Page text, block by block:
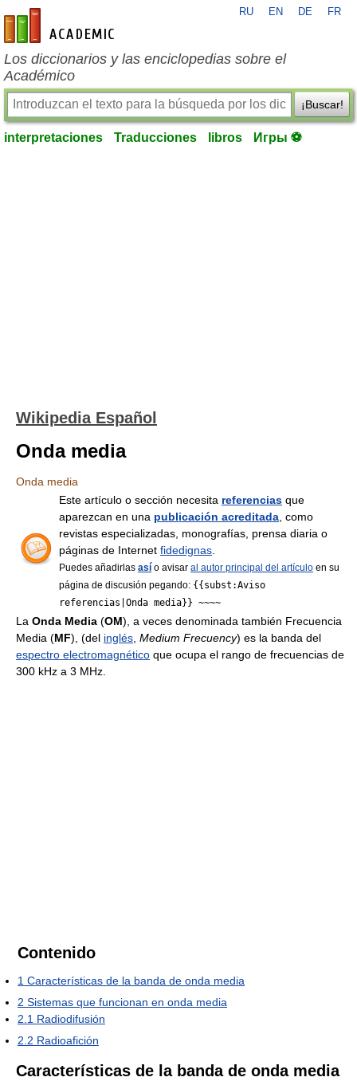
es-academic.com
RU EN DE FR
Los diccionarios y las enciclopedias sobre el
Académico
¡Buscar!
interpretaciones Traducciones libros Игры ⚽
Wikipedia Español
Onda media
Onda media
Este artículo o sección necesita referencias que
aparezcan en una publicación acreditada , como
revistas especializadas, monografías, prensa diaria o
páginas de Internet fidedignas
Puedes añadirlas así o avisar al autor principal del artículo en su
página de discusión pegando: {{subst:Aviso
referencias|Onda media}} ~~~~
La Onda Media (OM), a veces denominada también Frecuencia
Media (MF), (del inglés Medium Frecuency) es la banda del
espectro electromagnético que ocupa el rango de frecuencias de
300 kHz a 3 MHz.
Contenido
1 Características de la banda de onda media
2 Sistemas que funcionan en onda media
2.1 Radiodifusión
2.2 Radioafición
Características de la banda de onda media